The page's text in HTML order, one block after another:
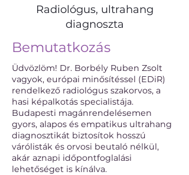
Radiológus, ultrahang
diagnoszta
Bemutatkozás
Üdvözlöm! Dr. Borbély Ruben Zsolt
vagyok, európai minősítéssel (EDiR)
rendelkező radiológus szakorvos, a
hasi képalkotás specialistája.
Budapesti magánrendelésemen
gyors, alapos és empatikus ultrahang
diagnosztikát biztosítok hosszú
várólisták és orvosi beutaló nélkül,
akár aznapi időpontfoglalási
lehetőséget is kínálva.